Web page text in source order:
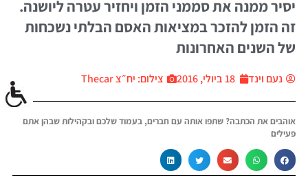
יסיר ממנה את סממני הזמן ויחזיר עטרה ליושנה.
זה הזמן להזכר במציאות האסם הבלתי נשכחות
של השנים האחרונות
נעם וינד 18 ביולי, 2016 צילום: יח״צ Thecar
אוהבים את הכתבה? שתפו אותה עם חברים, בעמוד שלכם ובקהילות שבהן אתם
פעילים